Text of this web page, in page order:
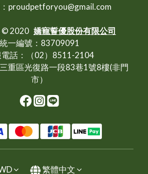
proudpetforyou@gmail.com
© 2020 嬌寵誓優股份有限公司
統一編號：83709091
話：（02）8511-2104
重區光復路一段83巷1號8樓(非門
市）
繁體中文